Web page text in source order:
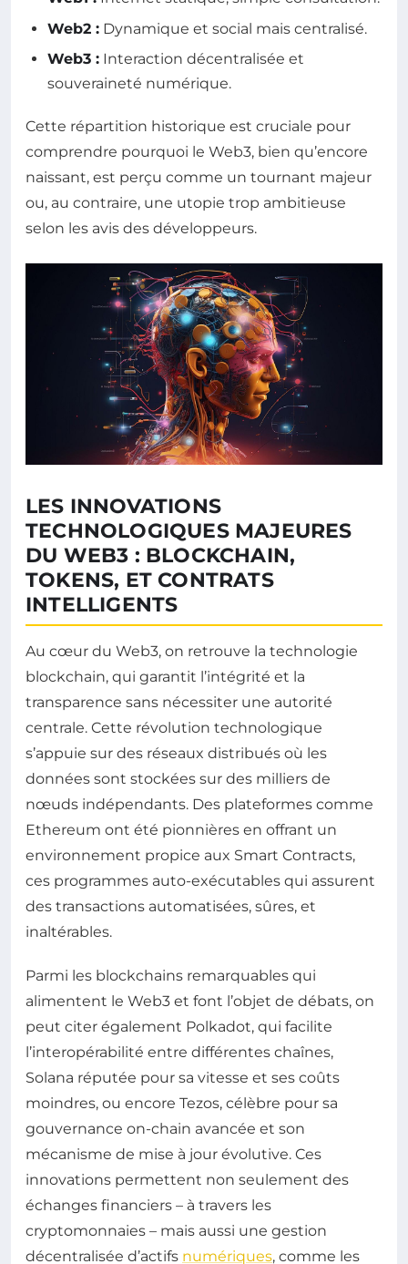
Web2 : Dynamique et social mais centralisé.
Web3 : Interaction décentralisée et
souveraineté numérique.
Cette répartition historique est cruciale pour
comprendre pourquoi le Web3, bien qu’encore
naissant, est perçu comme un tournant majeur
ou, au contraire, une utopie trop ambitieuse
selon les avis des développeurs.
LES INNOVATIONS
TECHNOLOGIQUES MAJEURES
DU WEB3 : BLOCKCHAIN,
TOKENS, ET CONTRATS
INTELLIGENTS
Au cœur du Web3, on retrouve la technologie
blockchain, qui garantit l’intégrité et la
transparence sans nécessiter une autorité
centrale. Cette révolution technologique
s’appuie sur des réseaux distribués où les
données sont stockées sur des milliers de
nœuds indépendants. Des plateformes comme
Ethereum ont été pionnières en offrant un
environnement propice aux Smart Contracts,
ces programmes auto-exécutables qui assurent
des transactions automatisées, sûres, et
inaltérables.
Parmi les blockchains remarquables qui
alimentent le Web3 et font l’objet de débats, on
peut citer également Polkadot, qui facilite
l’interopérabilité entre différentes chaînes,
Solana réputée pour sa vitesse et ses coûts
moindres, ou encore Tezos, célèbre pour sa
gouvernance on-chain avancée et son
mécanisme de mise à jour évolutive. Ces
innovations permettent non seulement des
échanges financiers – à travers les
cryptomonnaies – mais aussi une gestion
décentralisée d’actifs numériques, comme les